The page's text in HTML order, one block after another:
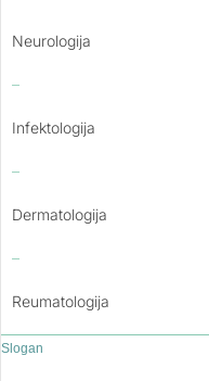
Neurologija
–
Infektologija
–
Dermatologija
–
Reumatologija
Slogan